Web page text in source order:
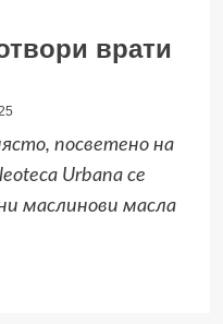
врати
посветено на
Urbana се
маслинови масла